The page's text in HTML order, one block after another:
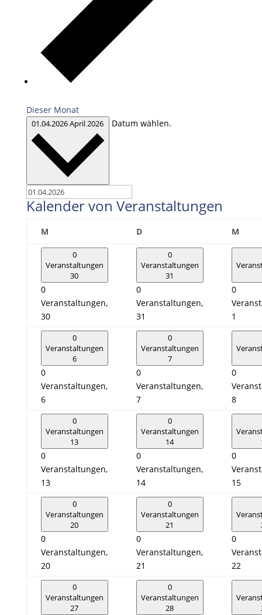
Dieser Monat
01.04.2026April 2026 Datum wählen.
Kalender von Veranstaltungen
MMontag DDienstag M
0
Veranstaltungen
30
0
Veranstaltungen,
30
0
Veranstaltungen
31
0
Veranstaltungen,
31
0
1
0
Veranstaltungen
6
0
Veranstaltungen,
6
0
Veranstaltungen
7
0
Veranstaltungen,
7
0
8
0
Veranstaltungen
13
0
Veranstaltungen,
13
0
Veranstaltungen
14
0
Veranstaltungen,
14
0
15
0
Veranstaltungen
20
0
Veranstaltungen,
20
0
Veranstaltungen
21
0
Veranstaltungen,
21
0
22
0
Veranstaltungen
27
0
Veranstaltungen
28